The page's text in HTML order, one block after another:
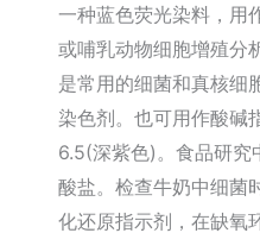
一种蓝色荧光染料，用
或哺乳动物细胞增殖分
是常用的细菌和真核细
染色剂。也可用作酸碱
6.5(深紫色)。食品研究
酸盐。检查牛奶中细菌
化还原指示剂，在缺氧